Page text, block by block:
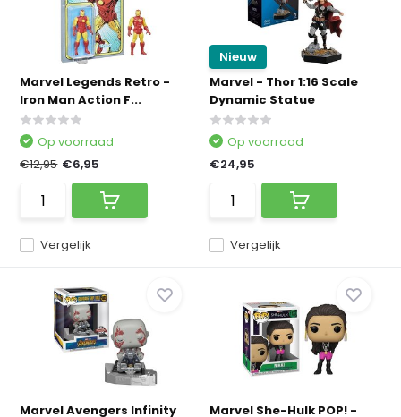
Marvel Legends Retro -
Iron Man Action F...
Vergelijk
Op voorraad
€12,95 €6,95
Nieuw
Marvel - Thor 1:16 Scale
Dynamic Statue
Vergelijk
Op voorraad
€24,95
Marvel Avengers Infinity Marvel She-Hulk POP! -